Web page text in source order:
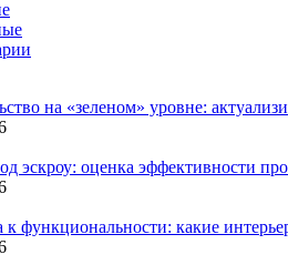
на «зеленом» уровне:
эскроу: оценка эффективности
к функциональности: какие